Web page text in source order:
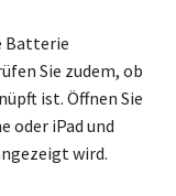
Batterie
Sie zudem, ob
ist. Öffnen Sie
oder iPad und
wird.